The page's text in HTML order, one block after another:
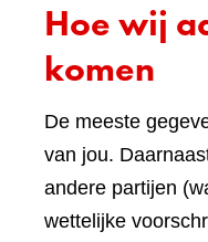
Hoe wij
komen
De meeste
van jou.
andere partijen
wettelijke